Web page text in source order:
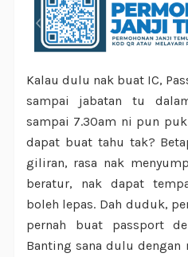
Kalau dulu nak buat IC,
sampai jabatan tu
sampai 7.30am ni pun
dapat buat tahu tak?
giliran, rasa nak
beratur, nak dapat
boleh lepas. Dah duduk,
pernah buat passport
Banting sana dulu dengan